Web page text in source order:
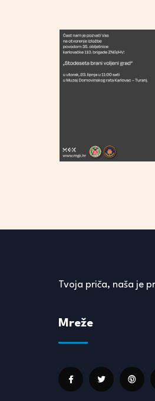
Tvoja priča, naša je
Mreže